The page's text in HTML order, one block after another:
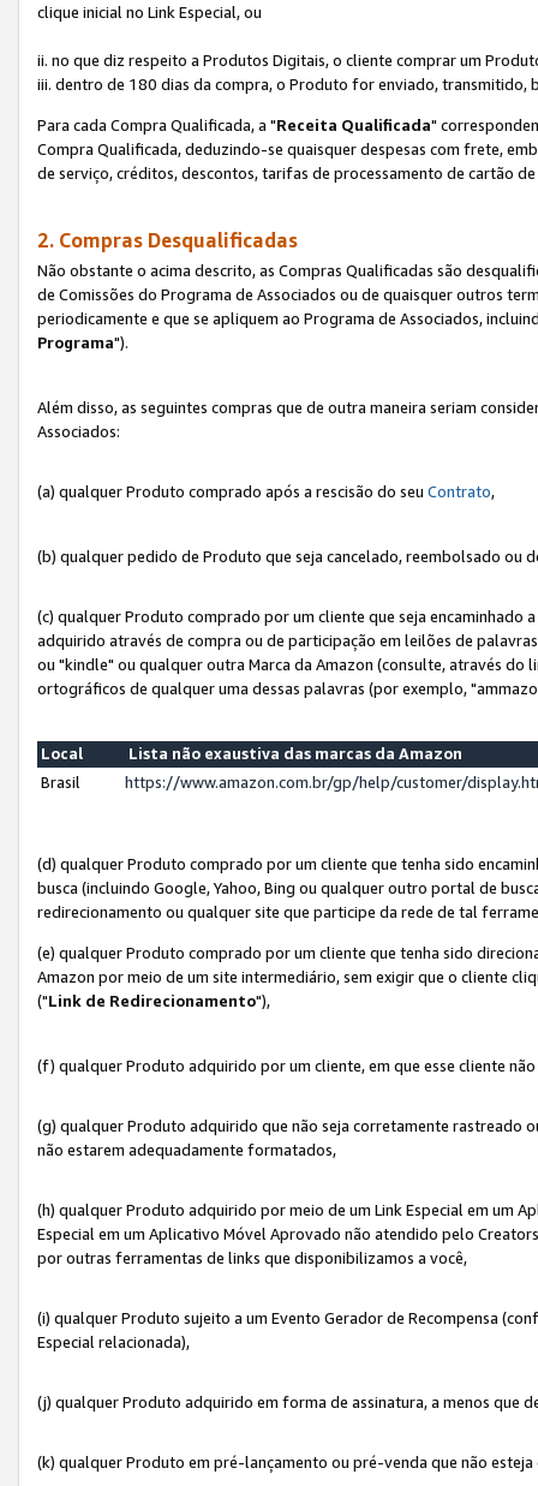
clique inicial no Link Especial, ou
ii. no que diz respeito a Produtos Digitais, o cliente comprar um
iii. dentro de 180 dias da compra, o Produto for enviado, transmitido,
Para cada Compra Qualificada, a "Receita Qualificada"
Compra Qualificada, deduzindo-se quaisquer despesas com frete,
de serviço, créditos, descontos, tarifas de processamento de cartão
2. Compras Desqualificadas
Não obstante o acima descrito, as Compras Qualificadas são
de Comissões do Programa de Associados ou de quaisquer outros
periodicamente e que se apliquem ao Programa de Associados,
Programa").
Além disso, as seguintes compras que de outra maneira seriam
Associados:
(a) qualquer Produto comprado após a rescisão do seu Contrato,
(b) qualquer pedido de Produto que seja cancelado, reembolsado ou
(c) qualquer Produto comprado por um cliente que seja encaminhado
adquirido através de compra ou de participação em leilões de
ou "kindle" ou qualquer outra Marca da Amazon (consulte, através do
ortográficos de qualquer uma dessas palavras (por exemplo,
Local
Lista não exaustiva das marcas da Amazon
Brasil
https://www.amazon.com.br/gp/help/customer/
(d) qualquer Produto comprado por um cliente que tenha sido
busca (incluindo Google, Yahoo, Bing ou qualquer outro portal de
redirecionamento ou qualquer site que participe da rede de tal
(e) qualquer Produto comprado por um cliente que tenha sido
Amazon por meio de um site intermediário, sem exigir que o cliente
("Link de Redirecionamento"),
(f) qualquer Produto adquirido por um cliente, em que esse cliente
(g) qualquer Produto adquirido que não seja corretamente rastreado
não estarem adequadamente formatados,
(h) qualquer Produto adquirido por meio de um Link Especial em um
Especial em um Aplicativo Móvel Aprovado não atendido pelo
por outras ferramentas de links que disponibilizamos a você,
(i) qualquer Produto sujeito a um Evento Gerador de Recompensa
Especial relacionada),
(j) qualquer Produto adquirido em forma de assinatura, a menos que
(k) qualquer Produto em pré-lançamento ou pré-venda que não